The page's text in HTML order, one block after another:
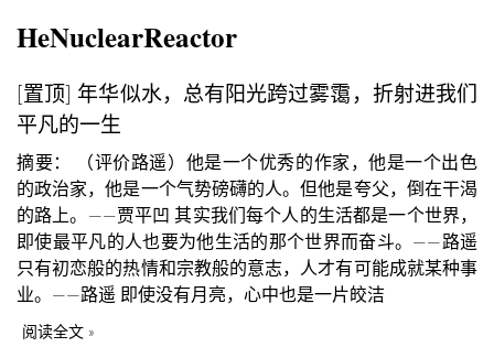
HeNuclearReactor
[置顶]
年华似水，总有阳光跨过雾霭，折射进我们
平凡的一生
摘要： （评价路遥）他是一个优秀的作家，他是一个出色
的政治家，他是一个气势磅礴的人。但他是夸父，倒在干渴
的路上。——贾平凹 其实我们每个人的生活都是一个世界，
即使最平凡的人也要为他生活的那个世界而奋斗。——路遥
只有初恋般的热情和宗教般的意志，人才有可能成就某种事
业。——路遥 即使没有月亮，心中也是一片皎洁
阅读全文